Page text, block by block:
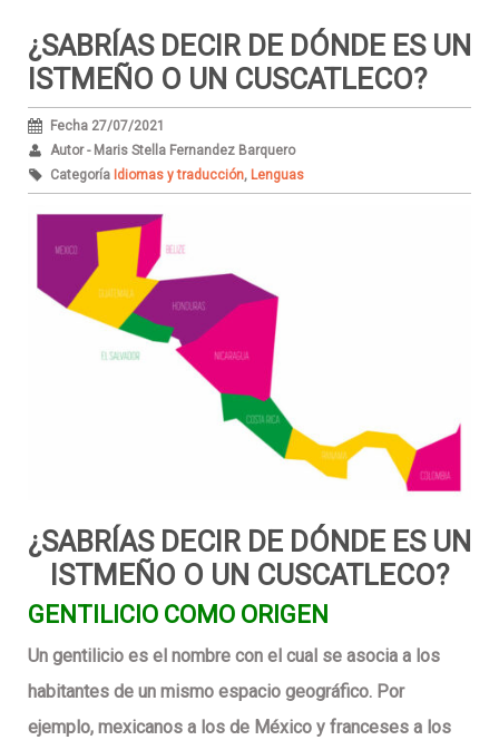
¿SABRÍAS DECIR DE DÓNDE ES UN
ISTMEÑO O UN CUSCATLECO?
Fecha 27/07/2021
Autor - Maris Stella Fernandez Barquero
Categoría Idiomas y traducción, Lenguas
¿SABRÍAS DECIR DE DÓNDE ES UN
ISTMEÑO O UN CUSCATLECO?
GENTILICIO COMO ORIGEN
Un gentilicio es el nombre con el cual se asocia a los
habitantes de un mismo espacio geográfico. Por
ejemplo, mexicanos a los de México y franceses a los